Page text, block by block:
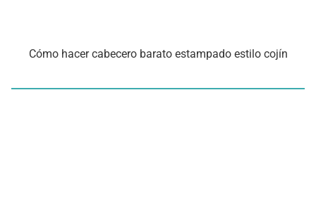
Cómo hacer cabecero barato estampado estilo cojín